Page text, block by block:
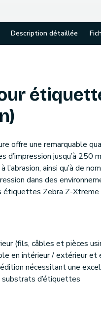
Description détaillée
offre une remarquable
d’impression jusqu’à
ainsi qu’à de
dans des
étiquettes Zebra Z-
(fils, câbles et pièces
en intérieur / extérieur
nécessitant une
d’étiquettes